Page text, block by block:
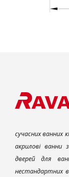
сучасних ванних
акрилові
дверей для
нестандартних